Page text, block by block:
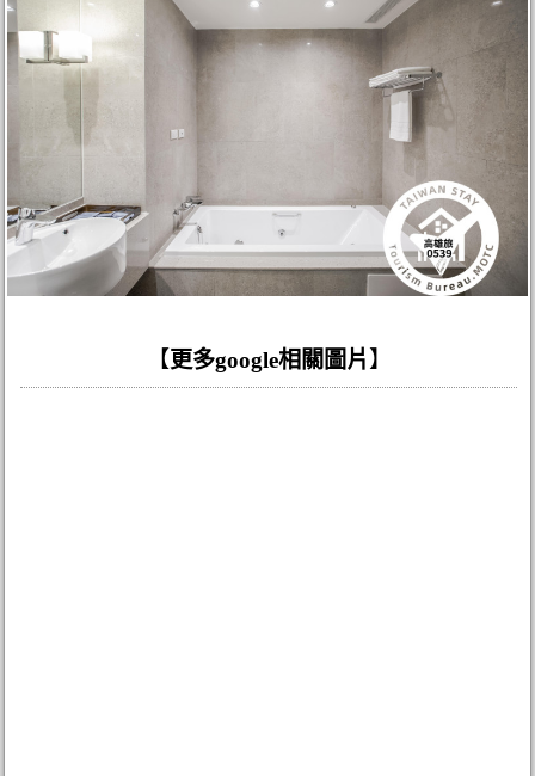
【更多google相關圖片】